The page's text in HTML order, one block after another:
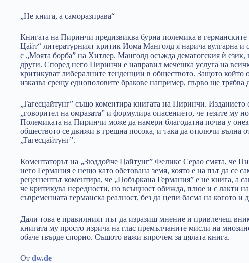
„Не книга, а саморазправа“
Книгата на Пиринчи предизвиква бурна полемика в
Цайт“ литературният критик Иома Манголд я нарича вулгарна и
с „Моята борба” на Хитлер. Манголд осъжда демагогския ѝ език,
други. Според него Пиринчи е направил мечешка услуга на
критикуват либералните тенденции в обществото. Защото който
изказва срещу еднополовите бракове например, първо ще трябва
„Тагесцайтунг” също коментира книгата на Пиринчи. Изданието
„говорител на омразата” и формулира опасението, че тезите му
Полемиката на Пиринчи може да намери благодатна почва у
обществото се движи в грешна посока, и така да отключи вълна
„Тагесцайтунг”.
Коментаторът на „Зюддойче Цайтунг” Феликс Серао смята, че
него Германия е нещо като обетована земя, която е на път да се
рецензентът коментира, че „Побъркана Германия” е не книга, а
че критикува нередности, но всъщност обижда, плюе и с лакти
съвременната германска реалност, без да цепи басма на когото
Дали това е правилният път да изразиш мнение и привлечеш
книгата му просто изрича на глас премълчаните мисли на
обаче твърде спорно. Същото важи впрочем за цялата книга.
От dw.de